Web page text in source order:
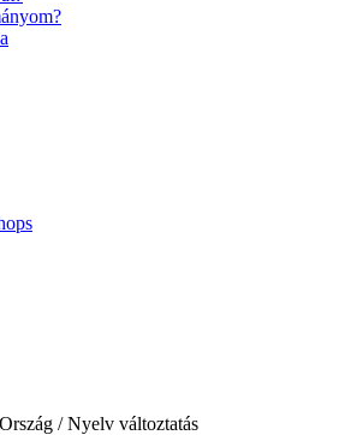
Ország / Nyelv változtatás